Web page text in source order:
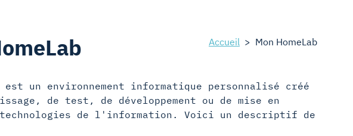
Accueil > Mon HomeLab
un environnement informatique personnalisé créé
de test, de développement ou de mise en
technologies de l'information. Voici un descriptif de